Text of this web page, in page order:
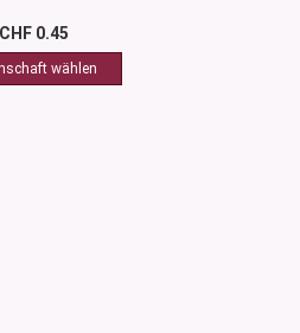
CHF 0.45